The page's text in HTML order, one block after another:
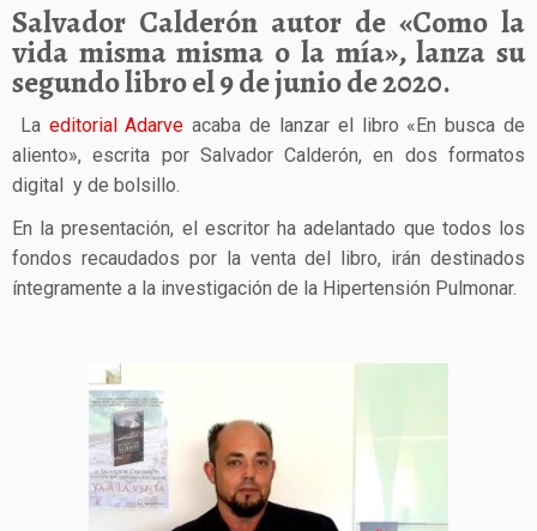
Salvador Calderón autor de «Como la
vida misma misma o la mía», lanza su
segundo libro el 9 de junio de 2020.
La editorial Adarve acaba de lanzar el libro «En busca de
aliento», escrita por Salvador Calderón, en dos formatos
digital y de bolsillo.
En la presentación, el escritor ha adelantado que todos los
fondos recaudados por la venta del libro, irán destinados
íntegramente a la investigación de la Hipertensión Pulmonar.